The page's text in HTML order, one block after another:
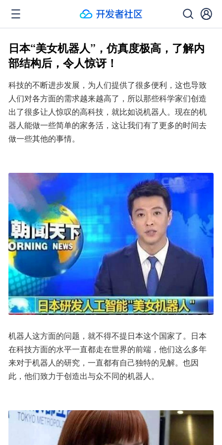
日本“美女机器人”，仿真度极高，了解内
部结构后，令人惊讶！
科技的不断进步发展，为人们提供了很多便利，这也导致
人们对各方面的需求越来越高了，所以那些科学家们创造
出了很多让人惊叹的高科技，就比如说机器人。现在的机
器人能做一些简单的家务活，这让我们有了更多的时间去
做一些其他的事情。
机器人这方面的问题，就不得不提日本这个国家了。日本
在科技方面的水平一直都走在世界的前端，他们这么多年
来对于机器人的研究，一直都有自己独特的见解。也因
此，他们致力于创造出与众不同的机器人。